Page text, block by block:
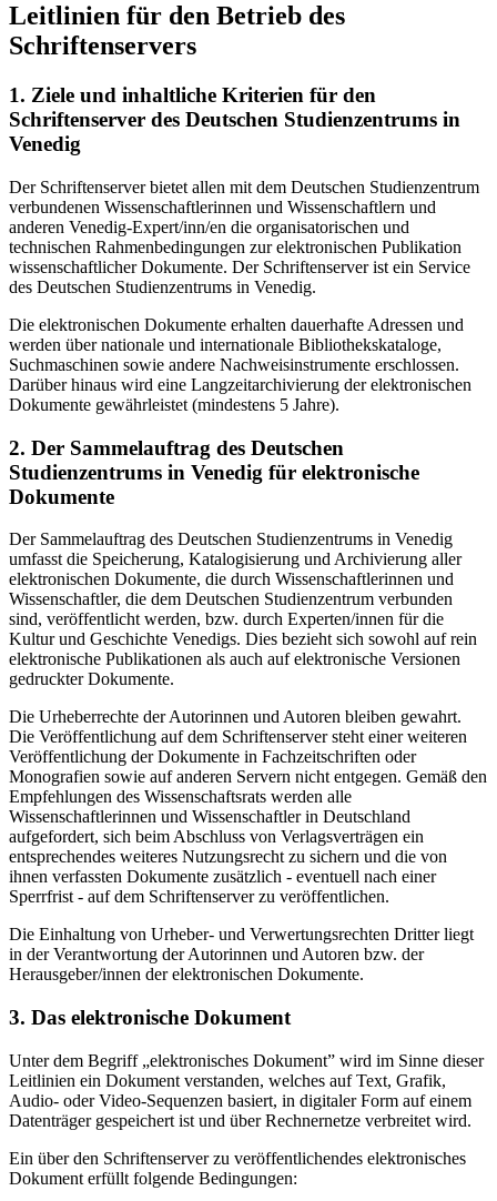
Leitlinien für den Betrieb des
Schriftenservers
1. Ziele und inhaltliche Kriterien für den
Schriftenserver des Deutschen Studienzentrums in
Venedig
Der Schriftenserver bietet allen mit dem Deutschen Studienzentrum
verbundenen Wissenschaftlerinnen und Wissenschaftlern und
anderen Venedig-Expert/inn/en die organisatorischen und
technischen Rahmenbedingungen zur elektronischen Publikation
wissenschaftlicher Dokumente. Der Schriftenserver ist ein Service
des Deutschen Studienzentrums in Venedig.
Die elektronischen Dokumente erhalten dauerhafte Adressen und
werden über nationale und internationale Bibliothekskataloge,
Suchmaschinen sowie andere Nachweisinstrumente erschlossen.
Darüber hinaus wird eine Langzeitarchivierung der elektronischen
Dokumente gewährleistet (mindestens 5 Jahre).
2. Der Sammelauftrag des Deutschen
Studienzentrums in Venedig für elektronische
Dokumente
Der Sammelauftrag des Deutschen Studienzentrums in Venedig
umfasst die Speicherung, Katalogisierung und Archivierung aller
elektronischen Dokumente, die durch Wissenschaftlerinnen und
Wissenschaftler, die dem Deutschen Studienzentrum verbunden
sind, veröffentlicht werden, bzw. durch Experten/innen für die
Kultur und Geschichte Venedigs. Dies bezieht sich sowohl auf rein
elektronische Publikationen als auch auf elektronische Versionen
gedruckter Dokumente.
Die Urheberrechte der Autorinnen und Autoren bleiben gewahrt.
Die Veröffentlichung auf dem Schriftenserver steht einer weiteren
Veröffentlichung der Dokumente in Fachzeitschriften oder
Monografien sowie auf anderen Servern nicht entgegen. Gemäß den
Empfehlungen des Wissenschaftsrats werden alle
Wissenschaftlerinnen und Wissenschaftler in Deutschland
aufgefordert, sich beim Abschluss von Verlagsverträgen ein
entsprechendes weiteres Nutzungsrecht zu sichern und die von
ihnen verfassten Dokumente zusätzlich - eventuell nach einer
Sperrfrist - auf dem Schriftenserver zu veröffentlichen.
Die Einhaltung von Urheber- und Verwertungsrechten Dritter liegt
in der Verantwortung der Autorinnen und Autoren bzw. der
Herausgeber/innen der elektronischen Dokumente.
3. Das elektronische Dokument
Unter dem Begriff „elektronisches Dokument” wird im Sinne dieser
Leitlinien ein Dokument verstanden, welches auf Text, Grafik,
Audio- oder Video-Sequenzen basiert, in digitaler Form auf einem
Datenträger gespeichert ist und über Rechnernetze verbreitet wird.
Ein über den Schriftenserver zu veröffentlichendes elektronisches
Dokument erfüllt folgende Bedingungen: